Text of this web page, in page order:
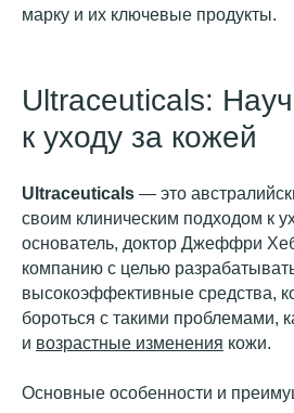
марку и их ключевые продукты.
Ultraceuticals:
к уходу за кожей
Ultraceuticals — это
своим клиническим подходом к
основатель, доктор Джеффри
компанию с целью
высокоэффективные средства,
бороться с такими проблемами,
и возрастные изменения кожи.
Основные особенности и